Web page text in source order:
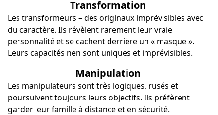
Transformation
Les transformeurs – des originaux imprévisibles avec
du caractère. Ils révèlent rarement leur vraie
personnalité et se cachent derrière un « masque ».
Leurs capacités nen sont uniques et imprévisibles.
Manipulation
Les manipulateurs sont très logiques, rusés et
poursuivent toujours leurs objectifs. Ils préfèrent
garder leur famille à distance et en sécurité.